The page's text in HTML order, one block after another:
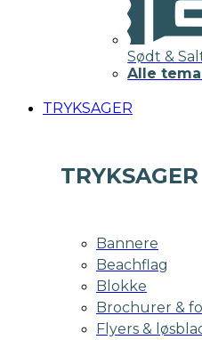
Sødt &
Alle
TRYKSAGER
TRYKSAGER
Bannere
Beachflag
Blokke
Brochurer &
Flyers &